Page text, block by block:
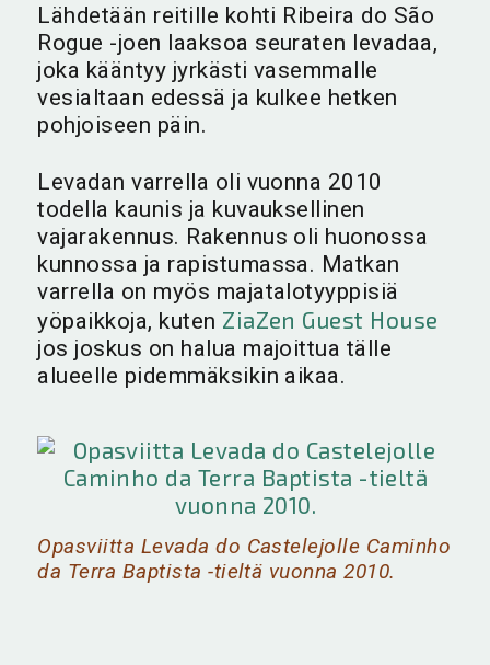
Lähdetään reitille kohti Ribeira do São
Rogue -joen laaksoa seuraten levadaa,
joka kääntyy jyrkästi vasemmalle
vesialtaan edessä ja kulkee hetken
pohjoiseen päin.
Levadan varrella oli vuonna 2010
todella kaunis ja kuvauksellinen
vajarakennus. Rakennus oli huonossa
kunnossa ja rapistumassa. Matkan
varrella on myös majatalotyyppisiä
yöpaikkoja, kuten ZiaZen Guest House
jos joskus on halua majoittua tälle
alueelle pidemmäksikin aikaa.
Opasviitta Levada do Castelejolle Caminho
da Terra Baptista -tieltä vuonna 2010.